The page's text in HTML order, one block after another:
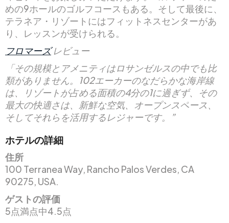
めの9ホールのゴルフコースもある。そして最後に、
テラネア・リゾートにはフィットネスセンターがあ
り、レッスンが受けられる。
フロマーズレビュー
「その規模とアメニティはロサンゼルスの中でも比
類がありません。102エーカーのなだらかな海岸線
は、リゾートが占める面積の4分の1に過ぎず、その
最大の快適さは、新鮮な空気、オープンスペース、
そしてそれらを活用するレジャーです。”
ホテルの詳細
住所
100 Terranea Way, Rancho Palos Verdes, CA
90275, USA.
ゲストの評価
5点満点中4.5点